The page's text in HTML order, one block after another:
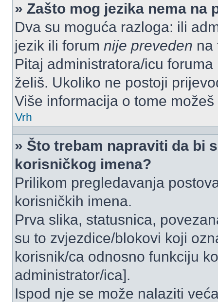
» Zašto mog jezika nema na
Dva su moguća razloga: ili
jezik ili forum nije preveden na
Pitaj administratora/icu
želiš. Ukoliko ne postoji
Više informacija o tome
Vrh
» Što trebam napraviti da bi
korisničkog imena?
Prilikom pregledavanja
korisničkih imena.
Prva slika, statusnica,
su to zvjezdice/blokovi koji
korisnik/ca odnosno funkciju
administrator/ica].
Ispod nje se može nalaziti